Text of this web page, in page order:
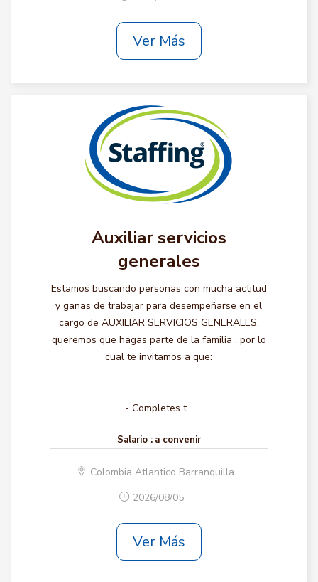
Ver Más
Auxiliar servicios
generales
Estamos buscando personas con mucha actitud
y ganas de trabajar para desempeñarse en el
cargo de AUXILIAR SERVICIOS GENERALES,
queremos que hagas parte de la familia , por lo
cual te invitamos a que:
- Completes t...
Salario : a convenir
Colombia Atlantico Barranquilla
2026/08/05
Ver Más